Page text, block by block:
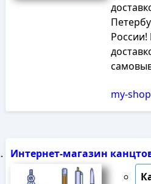
России!
my-
Интернет-магазин